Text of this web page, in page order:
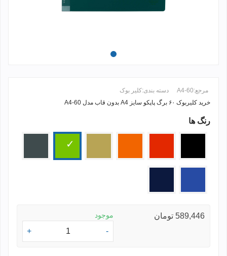
مرجع:A4-60 دسته بندی:کلیر بوک
خرید کلیربوک ۶۰ برگ پاپکو سایز A4 بدون قاب مدل A4-60
ادامه مطلب +
رنگ ها
589,446 تومان موجود
-
+